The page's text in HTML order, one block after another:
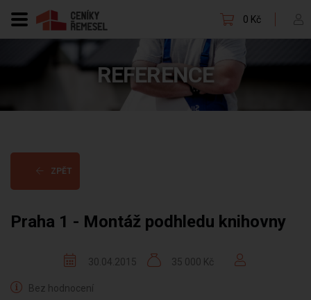
0 Kč
REFERENCE
ZPĚT
Praha 1 - Montáž podhledu knihovny
30.04.2015 35 000 Kč
Bez hodnocení